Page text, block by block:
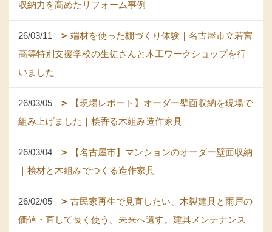
収納力を高めたリフォーム事例
26/03/11
端材を使った棚づくり体験｜名古屋市立若宮
高等特別支援学校の生徒さんと木工ワークショップを行
いました
26/03/05
【現場レポート】オーダー壁面収納を現場で
組み上げました｜桧香る木組み造作家具
26/03/04
【名古屋市】マンションのオーダー壁面収納
｜桧材と木組みでつくる造作家具
26/02/05
古民家再生で見直したい、木製建具と雨戸の
価値・直して長く使う。未来へ遺す。建具メンテナンス